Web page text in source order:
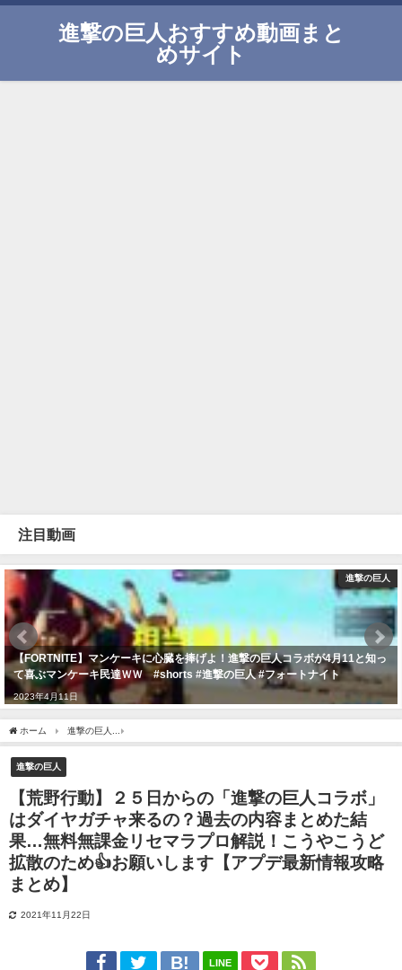
進撃の巨人おすすめ動画まと
めサイト
注目動画
進撃の巨人
【FORTNITE】マンケーキに心臓を捧げよ！進撃の巨人コラボが4月11と知っ
て喜ぶマンケーキ民達ＷＷ #shorts #進撃の巨人 #フォートナイト
2023年4月11日
ホーム 進撃の巨人
進撃の巨人
【荒野行動】２５日からの「進撃の巨人コラボ」
はダイヤガチャ来るの？過去の内容まとめた結
果…無料無課金リセマラプロ解説！こうやこうど
拡散のため👍お願いします【アプデ最新情報攻略
まとめ】
2021年11月22日
LINE